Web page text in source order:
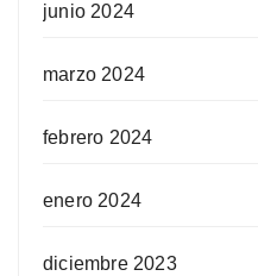
junio 2024
marzo 2024
febrero 2024
enero 2024
diciembre 2023